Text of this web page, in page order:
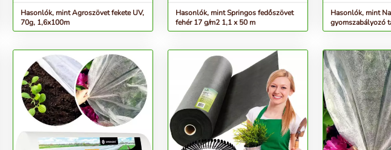
Hasonlók, mint Agroszövet fekete UV,
70g, 1,6x100m
Hasonlók, mint Springos fedőszövet
fehér 17 g/m2 1,1 x 50 m
Hasonlók, mint
gyomszabályozó